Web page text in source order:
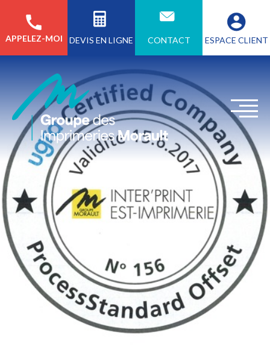
APPELEZ-MOI DEVIS EN LIGNE CONTACT ESPACE CLIENT